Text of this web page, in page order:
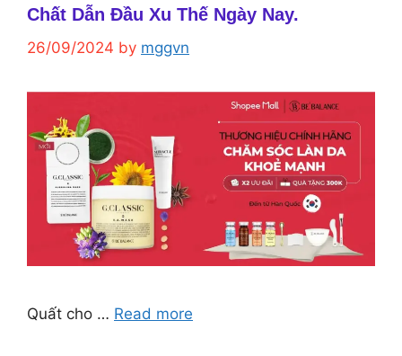
Chất Dẫn Đầu Xu Thế Ngày Nay.
26/09/2024 by mggvn
Quất cho … Read more